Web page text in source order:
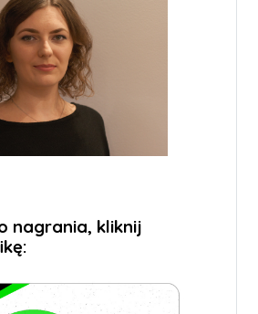
nagrania, kliknij